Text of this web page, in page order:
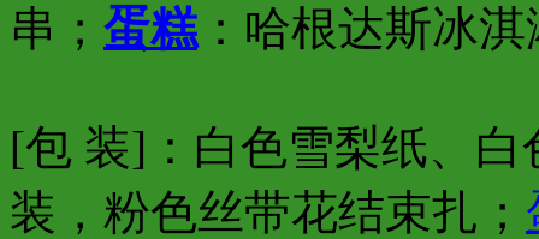
串； 蛋糕：哈根达斯冰淇
[包 装]：白色雪梨纸、
装，粉色丝带花结束扎；